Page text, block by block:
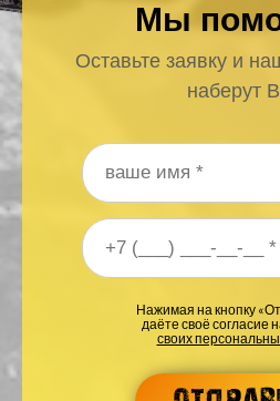
Мы
Оставьте заявку и
наберут
Ваше имя*
Ваш номер телефона*
Нажимая на кнопку
даёте своё согласие
своих